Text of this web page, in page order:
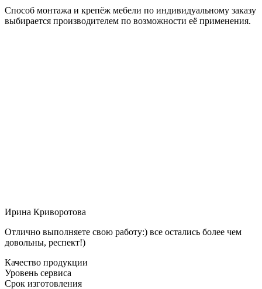
Способ монтажа и крепёж мебели по индивидуальному заказу
выбирается производителем по возможности её применения.
Ирина Криворотова
Отлично выполняете свою работу:) все остались более чем
довольны, респект!)
Качество продукции
Уровень сервиса
Срок изготовления